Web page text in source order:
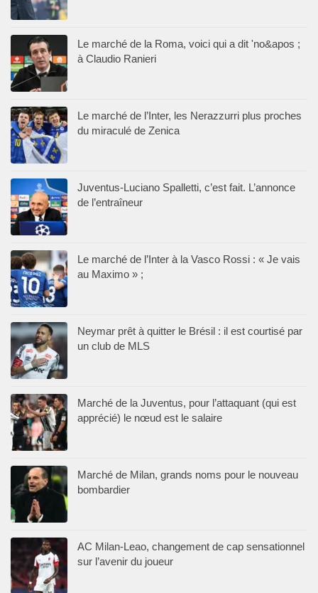
Le marché de la Roma, voici qui a dit 'no&apos ;
à Claudio Ranieri
Le marché de l’Inter, les Nerazzurri plus proches
du miraculé de Zenica
Juventus-Luciano Spalletti, c’est fait. L’annonce
de l’entraîneur
Le marché de l’Inter à la Vasco Rossi : « Je vais
au Maximo » ;
Neymar prêt à quitter le Brésil : il est courtisé par
un club de MLS
Marché de la Juventus, pour l’attaquant (qui est
apprécié) le nœud est le salaire
Marché de Milan, grands noms pour le nouveau
bombardier
AC Milan-Leao, changement de cap sensationnel
sur l’avenir du joueur